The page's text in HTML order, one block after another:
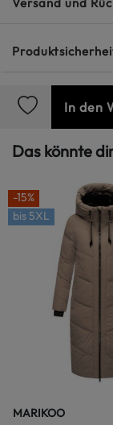
In den
Das könnte
-15%
bis 5XL
MARIKOO